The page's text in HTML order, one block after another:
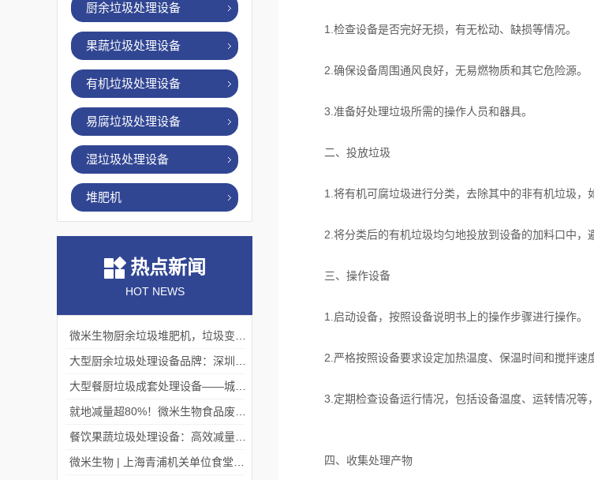
厨余垃圾处理设备
果蔬垃圾处理设备
有机垃圾处理设备
易腐垃圾处理设备
湿垃圾处理设备
堆肥机
热点新闻
HOT NEWS
1.检查设备是否完好无损，有无松动、缺损等情况。
2.确保设备周围通风良好，无易燃物质和其它危险源。
3.准备好处理垃圾所需的操作人员和器具。
二、投放垃圾
1.将有机可腐垃圾进行分类，去除其中的非有机垃圾，
2.将分类后的有机垃圾均匀地投放到设备的加料口中，
三、操作设备
1.启动设备，按照设备说明书上的操作步骤进行操作。
2.严格按照设备要求设定加热温度、保温时间和搅拌速度
3.定期检查设备运行情况，包括设备温度、运转情况等
四、收集处理产物